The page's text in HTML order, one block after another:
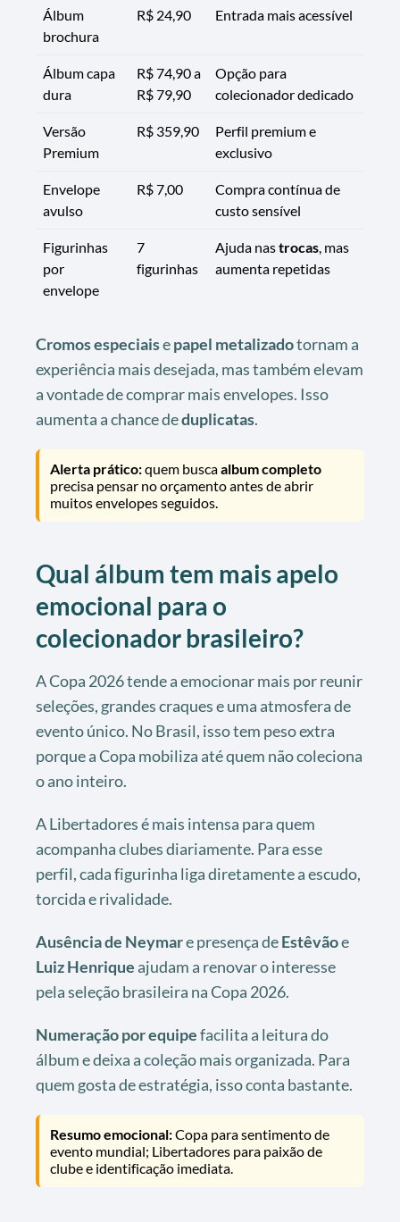
Álbum
brochura
R$ 24,90 Entrada mais acessível
Álbum capa
dura
R$ 74,90 a
R$ 79,90
Opção para
colecionador dedicado
Versão
Premium
R$ 359,90
Perfil premium e
exclusivo
Envelope
avulso
R$ 7,00
Compra contínua de
custo sensível
Figurinhas
por
envelope
7
figurinhas
Ajuda nastrocas, mas
aumenta repetidas
Cromos especiaisepapel metalizadotornam a
experiência mais desejada, mas também elevam
a vontade de comprar mais envelopes. Isso
aumenta a chance deduplicatas.
Alerta prático:quem buscaalbum completo
precisa pensar no orçamento antes de abrir
muitos envelopes seguidos.
Qual álbum tem mais apelo
emocional para o
colecionador brasileiro?
A Copa 2026 tende a emocionar mais por reunir
seleções, grandes craques e uma atmosfera de
evento único. No Brasil, isso tem peso extra
porque a Copa mobiliza até quem não coleciona
o ano inteiro.
A Libertadores é mais intensa para quem
acompanha clubes diariamente. Para esse
perfil, cada figurinha liga diretamente a escudo,
torcida e rivalidade.
Ausência de Neymare presença deEstêvãoe
Luiz Henrique ajudam a renovar o interesse
pela seleção brasileira na Copa 2026.
Numeração por equipefacilita a leitura do
álbum e deixa a coleção mais organizada. Para
quem gosta de estratégia, isso conta bastante.
Resumo emocional:Copa para sentimento de
evento mundial; Libertadores para paixão de
clube e identificação imediata.